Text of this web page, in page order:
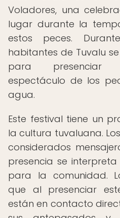
Voladores, una
lugar durante la
estos peces.
habitantes de Tuvalu
para presenciar
espectáculo de los
agua.
Este festival tiene un
la cultura tuvaluana.
considerados
presencia se
para la comunidad.
que al presenciar
están en contacto